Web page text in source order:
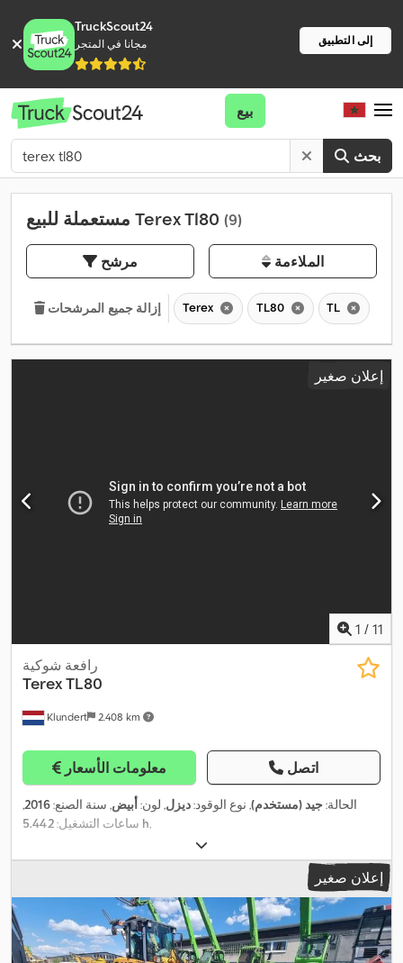
TruckScout24
مجانا في المتجر إلى التطبيق
بحث
بيع
مستعملة للبيع Terex Tl80 (9)
مرشح الملاءمة
إزالة جميع المرشحات Terex TL80 TL
إعلان صغير
1 / 11
Klundert 2.408 km
رافعة شوكية
TerexTL80
معلومات الأسعار اتصل
الحالة:جيد (مستخدم), نوع الوقود:ديزل, لون:أبيض, سنة الصنع:2016
,
ساعات التشغيل: 5.442 h,
إعلان صغير